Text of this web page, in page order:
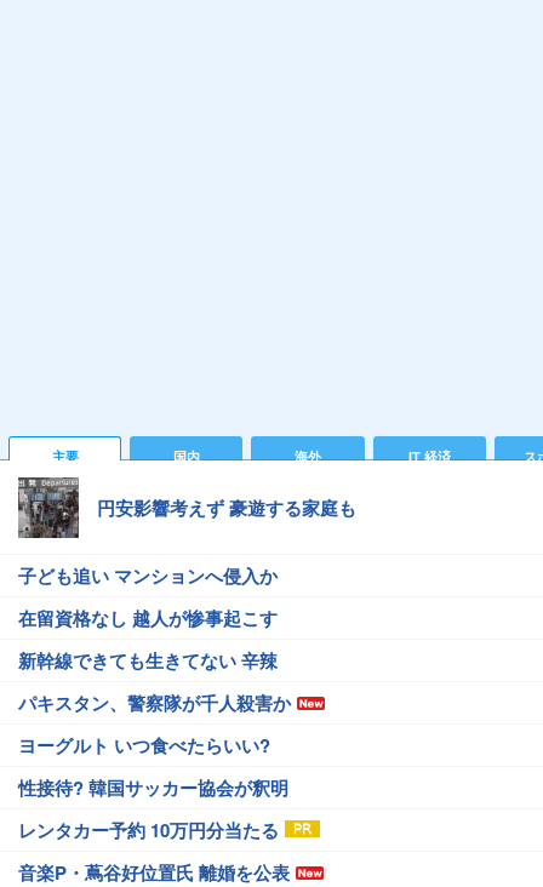
主要 国内 海外 IT 経済 ス
円安影響考えず 豪遊する家庭も
子ども追い マンションへ侵入か
在留資格なし 越人が惨事起こす
新幹線できても生きてない 辛辣
パキスタン、警察隊が千人殺害か
ヨーグルト いつ食べたらいい?
性接待? 韓国サッカー協会が釈明
レンタカー予約 10万円分当たる
音楽P・蔦谷好位置氏 離婚を公表